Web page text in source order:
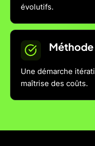
évolutifs.
Une démarche
maîtrise des coûts.